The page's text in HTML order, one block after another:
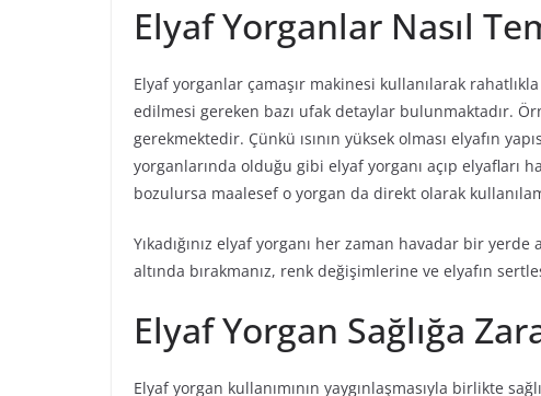
Elyaf Yorganlar Nasıl
Elyaf yorganlar çamaşır makinesi kullanılarak
edilmesi gereken bazı ufak detaylar bulunmaktadır.
gerekmektedir. Çünkü ısının yüksek olması elyafın
yorganlarında olduğu gibi elyaf yorganı açıp elyafları
bozulursa maalesef o yorgan da direkt olarak
Yıkadığınız elyaf yorganı her zaman havadar bir yerde
altında bırakmanız, renk değişimlerine ve elyafın
Elyaf Yorgan Sağlığa
Elyaf yorgan kullanımının yaygınlaşmasıyla birlikte